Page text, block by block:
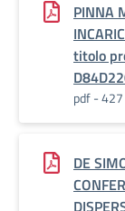
PINNA
titolo
pdf -
DE